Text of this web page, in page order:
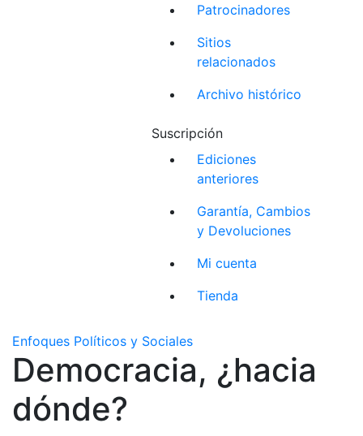
Patrocinadores
Sitios
relacionados
Archivo histórico
Suscripción
Ediciones
anteriores
Garantía, Cambios
y Devoluciones
Mi cuenta
Tienda
Enfoques Políticos y Sociales
Democracia, ¿hacia
dónde?